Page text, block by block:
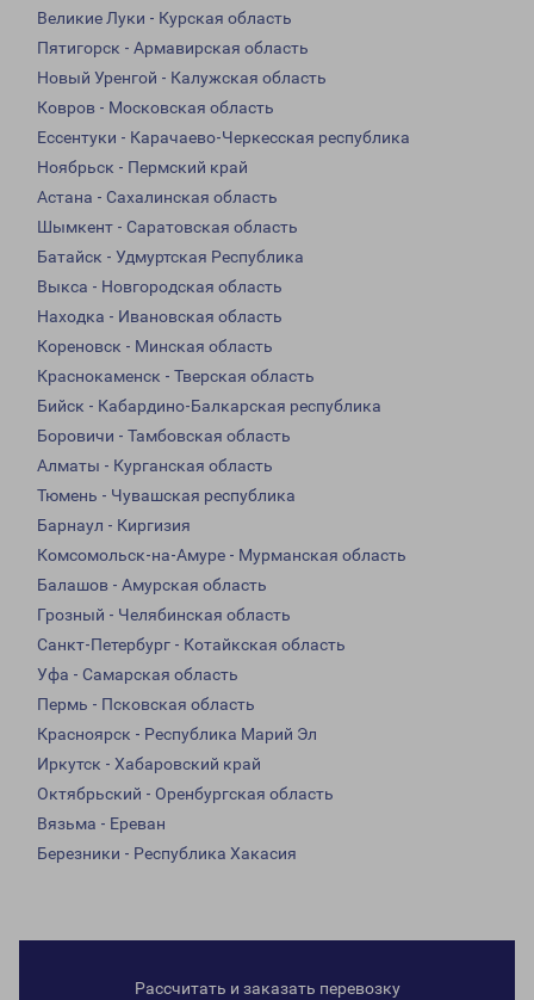
Великие Луки - Курская область
Пятигорск - Армавирская область
Новый Уренгой - Калужская область
Ковров - Московская область
Ессентуки - Карачаево-Черкесская республика
Ноябрьск - Пермский край
Астана - Сахалинская область
Шымкент - Саратовская область
Батайск - Удмуртская Республика
Выкса - Новгородская область
Находка - Ивановская область
Кореновск - Минская область
Краснокаменск - Тверская область
Бийск - Кабардино-Балкарская республика
Боровичи - Тамбовская область
Алматы - Курганская область
Тюмень - Чувашская республика
Барнаул - Киргизия
Комсомольск-на-Амуре - Мурманская область
Балашов - Амурская область
Грозный - Челябинская область
Санкт-Петербург - Котайкская область
Уфа - Самарская область
Пермь - Псковская область
Красноярск - Республика Марий Эл
Иркутск - Хабаровский край
Октябрьский - Оренбургская область
Вязьма - Ереван
Березники - Республика Хакасия
Рассчитать и заказать перевозку